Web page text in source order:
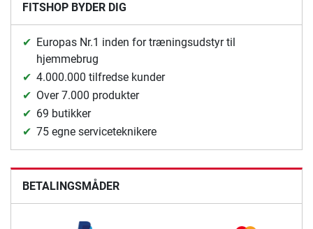
FITSHOP BYDER DIG
Europas Nr.1 inden for træningsudstyr til
hjemmebrug
4.000.000 tilfredse kunder
Over 7.000 produkter
69 butikker
75 egne serviceteknikere
BETALINGSMÅDER